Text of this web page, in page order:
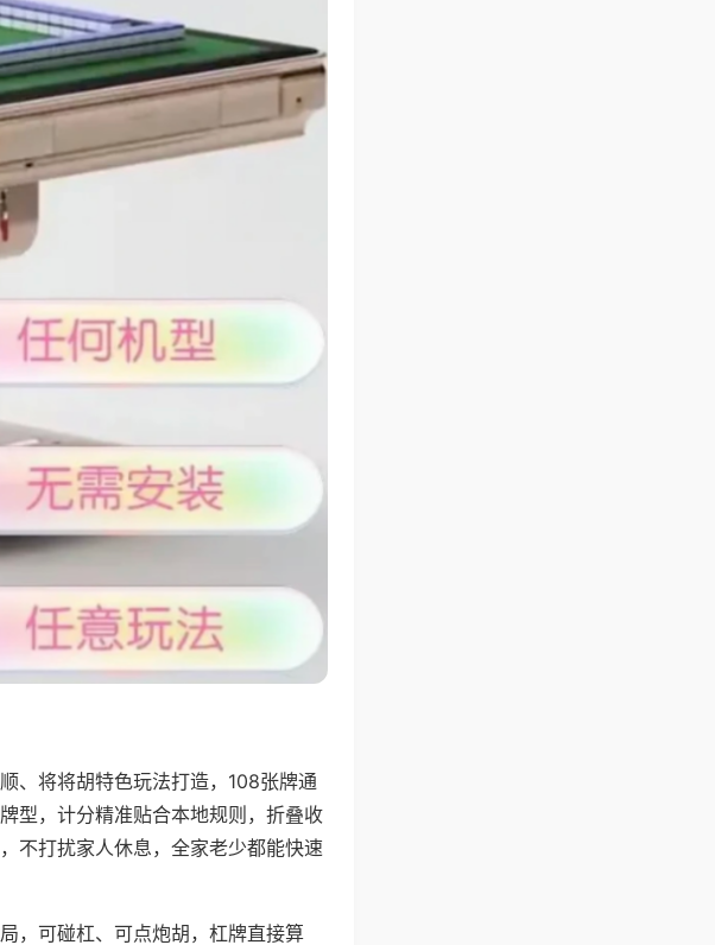
、将将胡特色玩法打造，108张牌通
型，计分精准贴合本地规则，折叠收
不打扰家人休息，全家老少都能快速
，可碰杠、可点炮胡，杠牌直接算